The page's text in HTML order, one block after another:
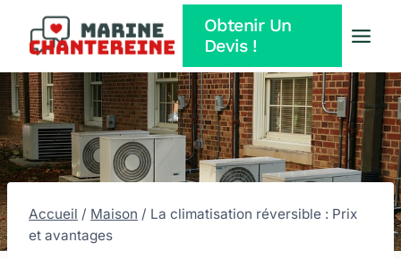
contenu
Obtenir Un
Devis !
Accueil / Maison / La climatisation réversible : Prix
et avantages